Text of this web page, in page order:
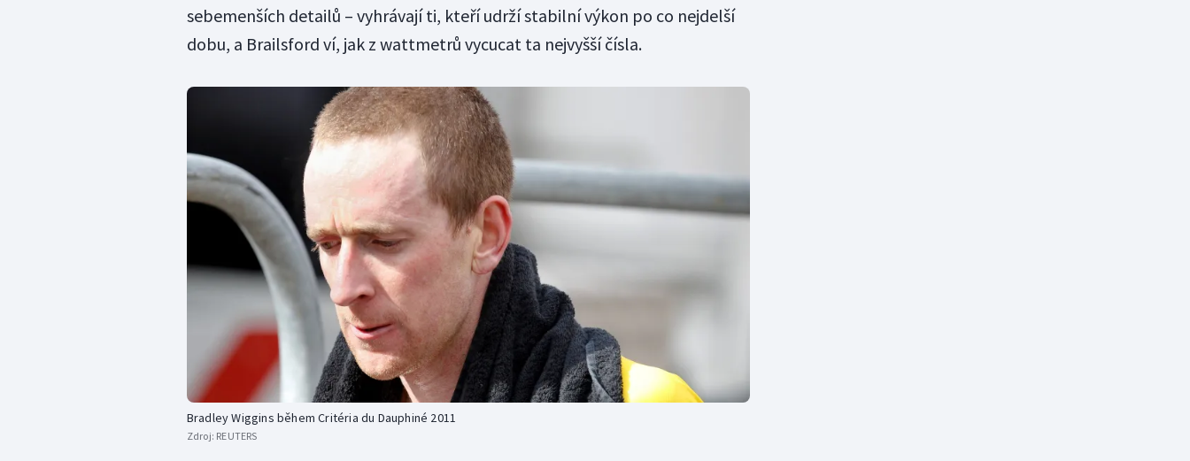
sebemenších detailů – vyhrávají ti, kteří udrží stabilní výkon po co nejdelší
dobu, a Brailsford ví, jak z wattmetrů vycucat ta nejvyšší čísla.
Bradley Wiggins během Critéria du Dauphiné 2011
Zdroj: REUTERS